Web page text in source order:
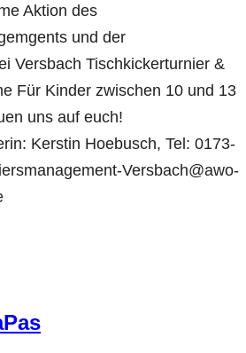
Aktion des
und der
Versbach Tischkickerturnier &
Für Kinder zwischen 10 und 13
uns auf euch!
Kerstin Hoebusch, Tel: 0173-
Versbach@awo-